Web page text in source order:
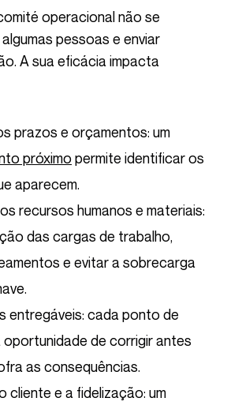
pessoas e enviar
A sua eficácia impacta
prazos e orçamentos: um
próximo permite identificar os
aparecem.
recursos humanos e materiais:
das cargas de trabalho,
e evitar a sobrecarga
entregáveis: cada ponto de
de corrigir antes
as consequências.
cliente e a fidelização: um